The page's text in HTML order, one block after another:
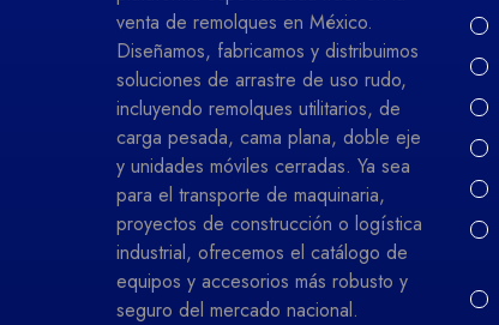
venta de remolques en México.
Diseñamos, fabricamos y distribuimos
soluciones de arrastre de uso rudo,
incluyendo remolques utilitarios, de
carga pesada, cama plana, doble eje
y unidades móviles cerradas. Ya sea
para el transporte de maquinaria,
proyectos de construcción o logística
industrial, ofrecemos el catálogo de
equipos y accesorios más robusto y
seguro del mercado nacional.